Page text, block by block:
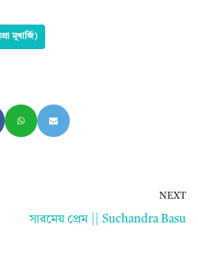
মুখার্জি)
NEXT
সারমেয় প্রেম || Suchandra Basu